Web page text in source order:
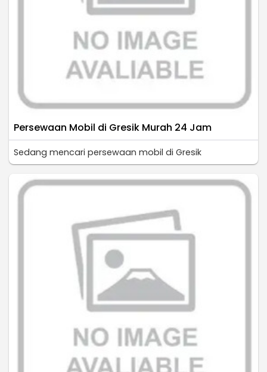
Persewaan Mobil di Gresik Murah 24 Jam
Sedang mencari persewaan mobil di Gresik